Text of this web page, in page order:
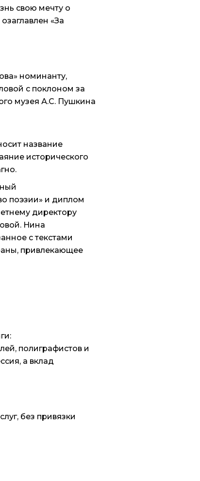
свою мечту о
«За
номинанту,
с поклоном за
музея А.С. Пушкина
название
исторического
поэзии» и диплом
директору
Нина
с текстами
привлекающее
полиграфистов и
а вклад
без привязки